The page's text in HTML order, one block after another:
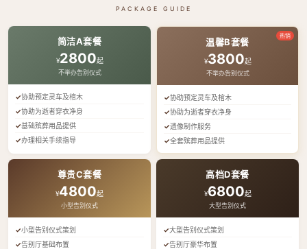
PACKAGE GUIDE
简洁A套餐
¥2800起
不举办告别仪式
协助预定灵车及棺木
协助为逝者穿衣净身
基础殡葬用品提供
办理相关手续指导
热销
温馨B套餐
¥3800起
不举办告别仪式
协助预定灵车及棺木
协助为逝者穿衣净身
遗像制作服务
全套殡葬用品提供
尊贵C套餐
¥4800起
小型告别仪式
小型告别仪式策划
告别厅基础布置
高档D套餐
¥6800起
大型告别仪式
大型告别仪式策划
告别厅豪华布置